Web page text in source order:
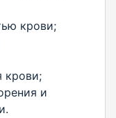
крови;
крови;
и